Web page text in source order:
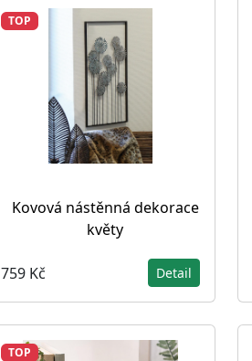
TOP
Kovová nástěnná dekorace
květy
759 Kč Detail
TOP